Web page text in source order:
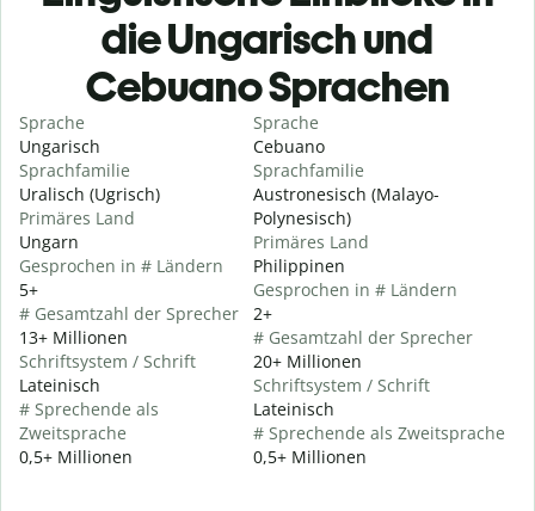
die Ungarisch und
Cebuano Sprachen
Sprache
Ungarisch
Sprachfamilie
Uralisch (Ugrisch)
Primäres Land
Ungarn
Gesprochen in # Ländern
5+
# Gesamtzahl der Sprecher
13+ Millionen
Schriftsystem / Schrift
Lateinisch
# Sprechende als
Zweitsprache
0,5+ Millionen
Sprache
Cebuano
Sprachfamilie
Austronesisch (Malayo-
Polynesisch)
Primäres Land
Philippinen
Gesprochen in # Ländern
2+
# Gesamtzahl der Sprecher
20+ Millionen
Schriftsystem / Schrift
Lateinisch
# Sprechende als Zweitsprache
0,5+ Millionen